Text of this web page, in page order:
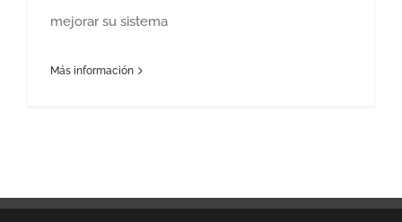
mejorar su sistema
Más información